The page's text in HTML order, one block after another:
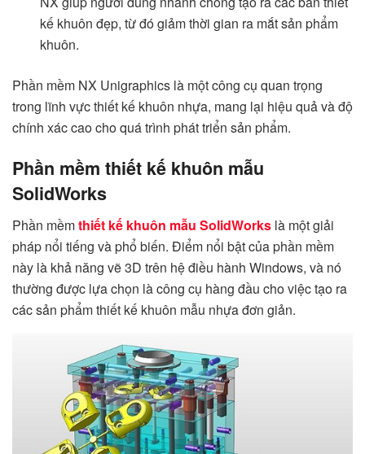
kế khuôn đẹp, từ đó giảm thời gian ra mắt sản phẩm
khuôn.
Phần mềm NX Unigraphics là một công cụ quan trọng
trong lĩnh vực thiết kế khuôn nhựa, mang lại hiệu quả và độ
chính xác cao cho quá trình phát triển sản phẩm.
Phần mềm thiết kế khuôn mẫu
SolidWorks
Phần mềmthiết kế khuôn mẫu SolidWorks là một giải
pháp nổi tiếng và phổ biến. Điểm nổi bật của phần mềm
này là khả năng vẽ 3D trên hệ điều hành Windows, và nó
thường được lựa chọn là công cụ hàng đầu cho việc tạo ra
các sản phẩm thiết kế khuôn mẫu nhựa đơn giản.